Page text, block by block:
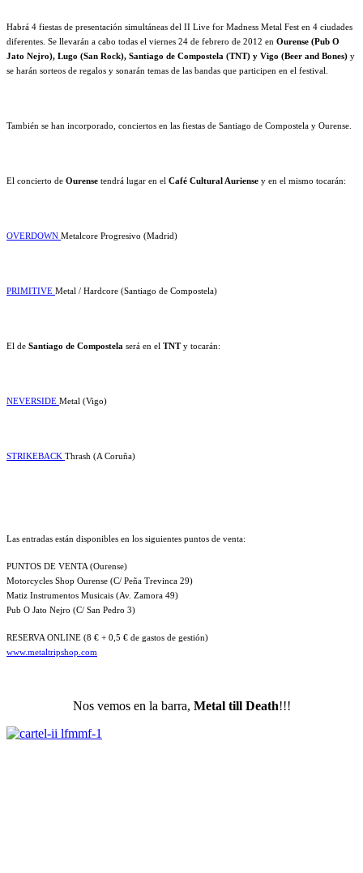
Habrá 4 fiestas de presentación simultáneas del II Live for Madness Metal Fest en 4 ciudades
diferentes. Se llevarán a cabo todas el viernes 24 de febrero de 2012 en Ourense (Pub O
Jato Nejro), Lugo (San Rock), Santiago de Compostela (TNT) y Vigo (Beer and Bones) y
se harán sorteos de regalos y sonarán temas de las bandas que participen en el festival.
También se han incorporado, conciertos en las fiestas de Santiago de Compostela y Ourense.
El concierto de Ourense tendrá lugar en el Café Cultural Auriense y en el mismo tocarán:
OVERDOWN Metalcore Progresivo (Madrid)
PRIMITIVE Metal / Hardcore (Santiago de Compostela)
El de Santiago de Compostela será en el TNTy tocarán:
NEVERSIDE Metal (Vigo)
STRIKEBACK Thrash (A Coruña)
Las entradas están disponibles en los siguientes puntos de venta:
PUNTOS DE VENTA (Ourense)
Motorcycles Shop Ourense (C/ Peña Trevinca 29)
Matiz Instrumentos Musicais (Av. Zamora 49)
Pub O Jato Nejro (C/ San Pedro 3)
RESERVA ONLINE (8 € + 0,5 € de gastos de gestión)
www.metaltripshop.com
Nos vemos en la barra, Metal till Death!!!